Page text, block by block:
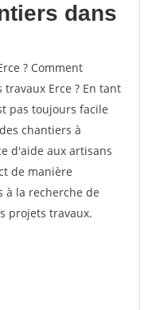
dans
? Comment
Erce ? En tant
pas toujours facile
chantiers à
d'aide aux artisans
de manière
à la recherche de
projets travaux.